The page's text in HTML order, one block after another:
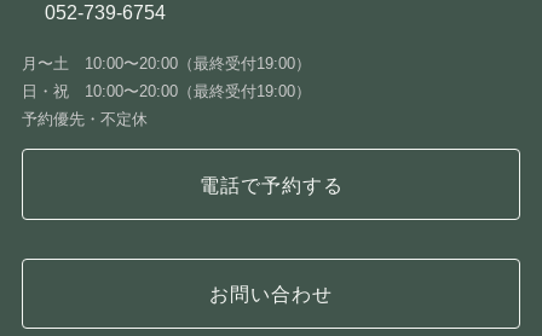
052-739-6754
月〜土 10:00〜20:00（最終受付19:00）
日・祝 10:00〜20:00（最終受付19:00）
予約優先・不定休
電話で予約する
お問い合わせ